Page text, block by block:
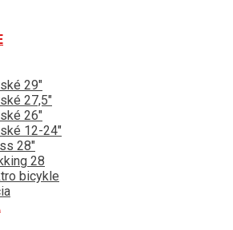
29"
27,5"
26"
12-24"
28"
28
bicykle